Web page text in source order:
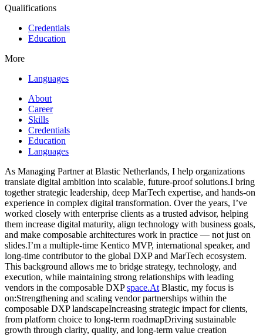
Qualifications
Credentials
Education
More
Languages
About
Career
Skills
Credentials
Education
Languages
As Managing Partner at Blastic Netherlands, I help organizations
translate digital ambition into scalable, future-proof solutions.I bring
together strategic leadership, deep MarTech expertise, and hands-on
experience in complex digital transformation. Over the years, I’ve
worked closely with enterprise clients as a trusted advisor, helping
them increase digital maturity, align technology with business goals,
and make composable architectures work in practice — not just on
slides.I’m a multiple-time Kentico MVP, international speaker, and
long-time contributor to the global DXP and MarTech ecosystem.
This background allows me to bridge strategy, technology, and
execution, while maintaining strong relationships with leading
vendors in the composable DXPspace.AtBlastic, my focus is
on:Strengthening and scaling vendor partnerships within the
composable DXP landscapeIncreasing strategic impact for clients,
from platform choice to long-term roadmapDriving sustainable
growth through clarity, quality, and long-term value creation